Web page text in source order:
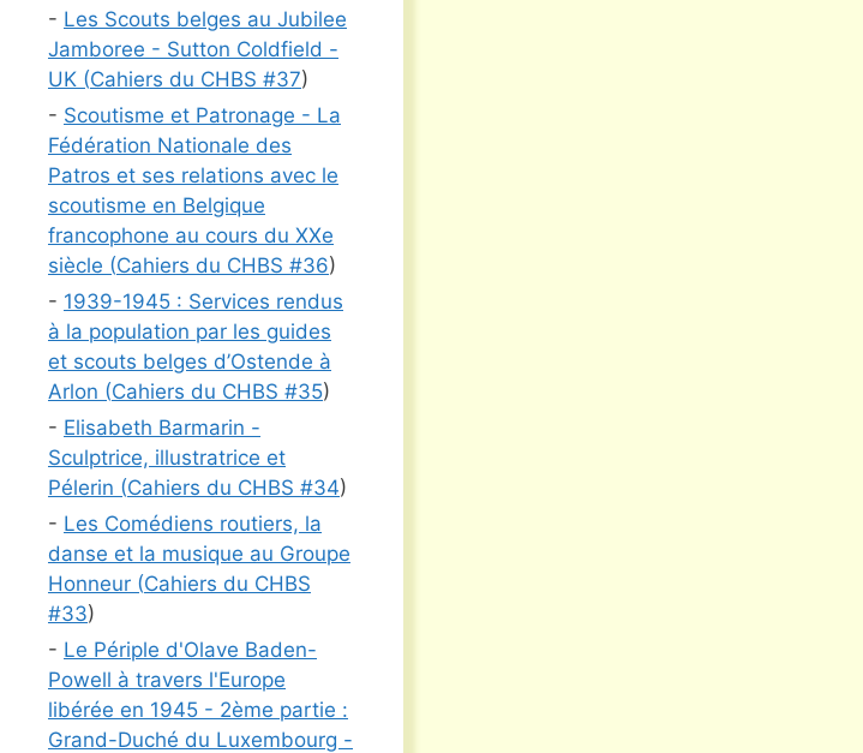
- Les Scouts belges au Jubilee
Jamboree - Sutton Coldfield -
UK (Cahiers du CHBS #37)
- Scoutisme et Patronage - La
Fédération Nationale des
Patros et ses relations avec le
scoutisme en Belgique
francophone au cours du XXe
siècle (Cahiers du CHBS #36)
- 1939-1945 : Services rendus
à la population par les guides
et scouts belges d’Ostende à
Arlon (Cahiers du CHBS #35)
- Elisabeth Barmarin -
Sculptrice, illustratrice et
Pélerin (Cahiers du CHBS #34)
- Les Comédiens routiers, la
danse et la musique au Groupe
Honneur (Cahiers du CHBS
#33)
- Le Périple d'Olave Baden-
Powell à travers l'Europe
libérée en 1945 - 2ème partie :
Grand-Duché du Luxembourg -